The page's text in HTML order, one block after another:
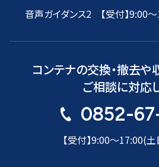
音声ガイダンス2 【受付】9:00
コンテナの交換・撤去
ご相談に対応
0852-
【受付】9:00〜17:00(